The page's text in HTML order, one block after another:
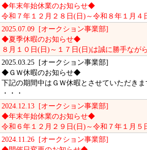
◆年末年始休業のお知らせ◆
令和７年１２月２８日(日)～令和８年１月４
2025.07.09 [オークション事業部]
◆夏季休暇のお知らせ◆
８月１０日(日)～１７日(日)は誠に勝手なが
2025.03.25 [オークション事業部]
◆ＧＷ休暇のお知らせ◆
下記の期間中はＧＷ休暇とさせていただきま
・・・
2024.12.13 [オークション事業部]
◆年末年始休業のお知らせ◆
令和６年１２月２９日(日)～令和７年１月５
2024.11.26 [オークション事業部]